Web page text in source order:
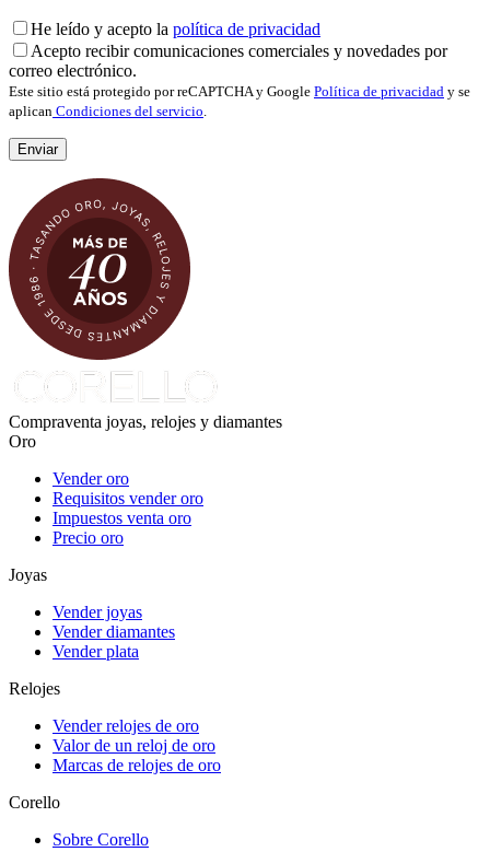
He leído y acepto la política de privacidad
Acepto recibir comunicaciones comerciales y novedades por
correo electrónico.
Este sitio está protegido por reCAPTCHA y Google Política de privacidad y se
aplican Condiciones del servicio
Compraventa joyas, relojes y diamantes
Oro
Vender oro
Requisitos vender oro
Impuestos venta oro
Precio oro
Joyas
Vender joyas
Vender diamantes
Vender plata
Relojes
Vender relojes de oro
Valor de un reloj de oro
Marcas de relojes de oro
Corello
Sobre Corello